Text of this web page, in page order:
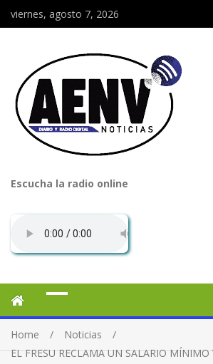
viernes, agosto 7, 2026
Escucha la radio online
Home
Noticias
EL FRESU RECLAMA UN SALARIO